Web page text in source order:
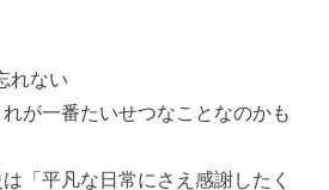
れない
が一番たいせつなことなのかも
「平凡な日常にさえ感謝したく